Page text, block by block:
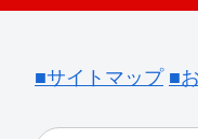
■サイトマップ ■